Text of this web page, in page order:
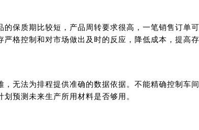
的保质期比较短，产品周转要求很高，一笔销售订单
格控制和对市场做出及时的反应，降低成本，提高
，无法为排程提供准确的数据依据。不能精确控制车
预测未来生产所用材料是否够用。